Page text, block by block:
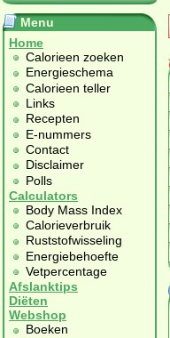
Menu
Home
Calorieen zoeken
Energieschema
Calorieen teller
Links
Recepten
E-nummers
Contact
Disclaimer
Polls
Calculators
Body Mass Index
Calorieverbruik
Ruststofwisseling
Energiebehoefte
Vetpercentage
Afslanktips
Diëten
Webshop
Boeken